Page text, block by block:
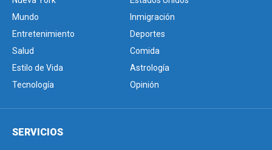
Mundo
Inmigración
Entretenimiento
Deportes
Salud
Comida
Estilo de Vida
Astrología
Tecnología
Opinión
SERVICIOS